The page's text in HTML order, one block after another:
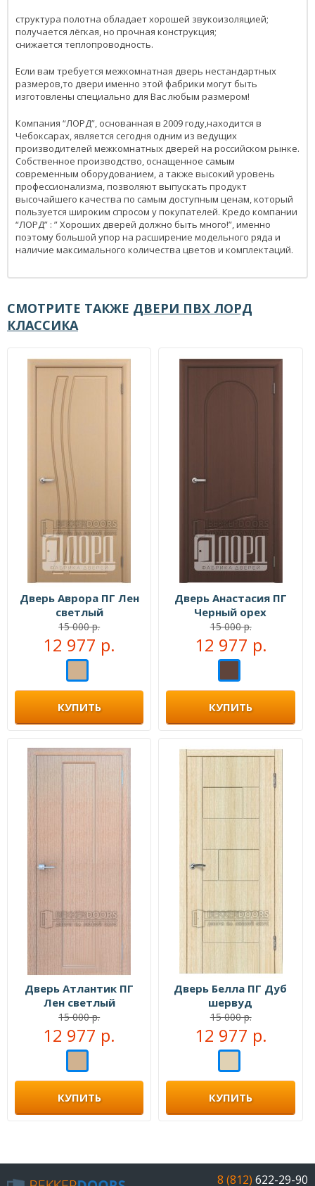
структура полотна обладает хорошей звукоизоляцией;
получается лёгкая, но прочная конструкция;
снижается теплопроводность.
Если вам требуется межкомнатная дверь нестандартных
размеров,то двери именно этой фабрики могут быть
изготовлены специально для Вас любым размером!
Компания “ЛОРД”, основанная в 2009 году,находится в
Чебоксарах, является сегодня одним из ведущих
производителей межкомнатных дверей на российском рынке.
Собственное производство, оснащенное самым
современным оборудованием, а также высокий уровень
профессионализма, позволяют выпускать продукт
высочайшего качества по самым доступным ценам, который
пользуется широким спросом у покупателей. Кредо компании
“ЛОРД” : ” Хороших дверей должно быть много!”, именно
поэтому большой упор на расширение модельного ряда и
наличие максимального количества цветов и комплектаций.
СМОТРИТЕ ТАКЖЕ ДВЕРИ ПВХ ЛОРД
КЛАССИКА
Дверь Аврора ПГ Лен
светлый
15 000 р.
12 977 р.
КУПИТЬ
Дверь Анастасия ПГ
Черный орех
15 000 р.
12 977 р.
КУПИТЬ
Дверь Атлантик ПГ
Лен светлый
15 000 р.
12 977 р.
КУПИТЬ
Дверь Белла ПГ Дуб
шервуд
15 000 р.
12 977 р.
КУПИТЬ
8 (812) 622-29-90